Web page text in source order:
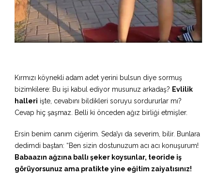
Kırmızı köynekli adam adet yerini bulsun diye sormuş
bizimkilere: Bu işi kabul ediyor musunuz arkadaş? Evlilik
halleri işte, cevabını bildikleri soruyu sordururlar mı?
Cevap hiç şaşmaz. Belli ki önceden ağız birliği etmişler.
Ersin benim canım ciğerim. Seda’yı da severim, bilir. Bunlara
dedimdi baştan: “Ben sizin dostunuzum acı acı konuşurum!
Babaazın ağzına ballı şeker koysunlar, teoride iş
görüyorsunuz ama pratikte yine eğitim zaiyatısınız!